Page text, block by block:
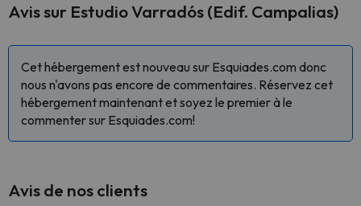
Avis sur Estudio Varradós (Edif. Campalias)
Cet hébergement est nouveau sur Esquiades.com donc
nous n'avons pas encore de commentaires. Réservez cet
hébergement maintenant et soyez le premier à le
commenter sur Esquiades.com!
Avis de nos clients